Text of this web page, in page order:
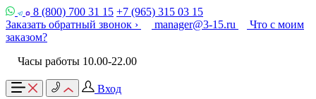
8 (800) 700 31 15 +7 (965) 315 03 15
Заказать обратный звонок ›
manager@3-15.ru
Что с моим
заказом?
Часы работы 10.00-22.00
Вход